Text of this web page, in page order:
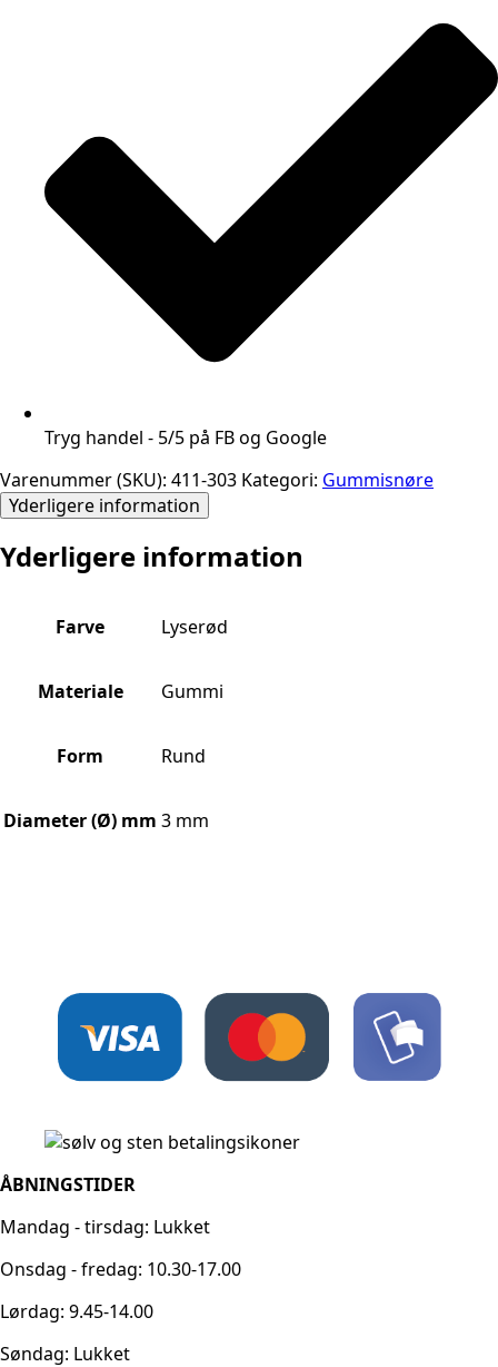
Tryg handel - 5/5 på FB og Google
Varenummer (SKU): 411-303 Kategori: Gummisnøre
Yderligere information
Yderligere information
Farve Lyserød
Materiale Gummi
Form Rund
Diameter (Ø) mm 3 mm
ÅBNINGSTIDER
Mandag - tirsdag: Lukket
Onsdag - fredag: 10.30-17.00
Lørdag: 9.45-14.00
Søndag: Lukket